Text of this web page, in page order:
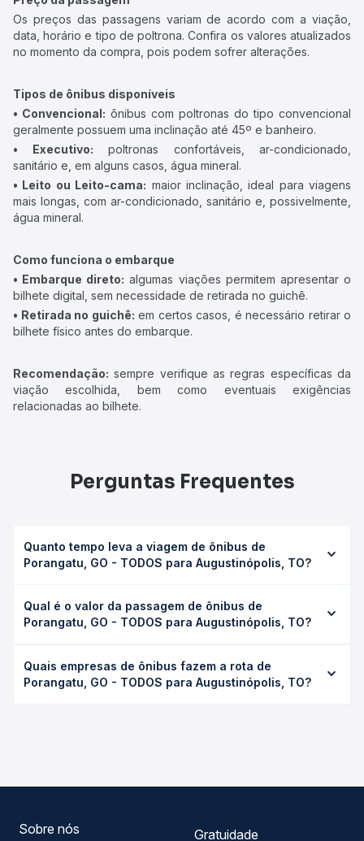
Os preços das passagens variam de acordo com a viação,
data, horário e tipo de poltrona. Confira os valores atualizados
no momento da compra, pois podem sofrer alterações.
Tipos de ônibus disponíveis
• Convencional: ônibus com poltronas do tipo convencional
geralmente possuem uma inclinação até 45º e banheiro.
• Executivo: poltronas confortáveis, ar-condicionado,
sanitário e, em alguns casos, água mineral.
• Leito ou Leito-cama: maior inclinação, ideal para viagens
mais longas, com ar-condicionado, sanitário e, possivelmente,
água mineral.
Como funciona o embarque
• Embarque direto: algumas viações permitem apresentar o
bilhete digital, sem necessidade de retirada no guichê.
• Retirada no guichê: em certos casos, é necessário retirar o
bilhete físico antes do embarque.
Recomendação: sempre verifique as regras específicas da
viação escolhida, bem como eventuais exigências
relacionadas ao bilhete.
Perguntas Frequentes
Quanto tempo leva a viagem de ônibus de
Porangatu, GO - TODOS para Augustinópolis, TO?
Augustinópolis, TO leva em média 0 horas, podendo variar
conforme a viação, o tipo de serviço (convencional,
duração exata de cada opção na data desejada.
Qual é o valor da passagem de ônibus de
Porangatu, GO - TODOS para Augustinópolis, TO?
TODOS para Augustinópolis, TO custa em média não
identificado e varia conforme a data da viagem, a
Quais empresas de ônibus fazem a rota de
Porangatu, GO - TODOS para Augustinópolis, TO?
Sobre nós
Gratuidade